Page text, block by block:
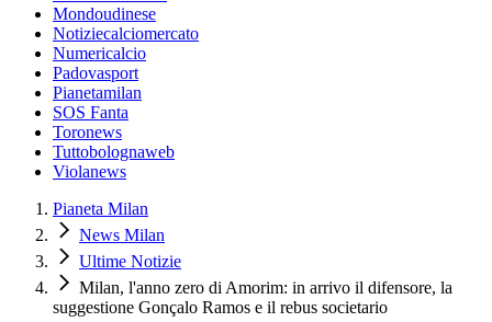
Mondoudinese
Notiziecalciomercato
Numericalcio
Padovasport
Pianetamilan
SOS Fanta
Toronews
Tuttobolognaweb
Violanews
Pianeta Milan
News Milan
Ultime Notizie
Milan, l'anno zero di Amorim: in arrivo il difensore, la
suggestione Gonçalo Ramos e il rebus societario